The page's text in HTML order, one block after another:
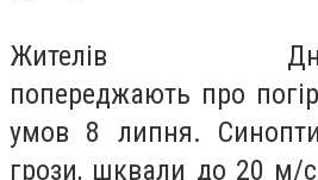
Жителів
попереджають про
умов 8 липня.
грози, шквали до 20 м/